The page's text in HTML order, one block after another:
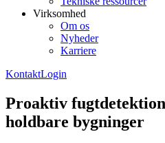
Virksomhed
Om os
Nyheder
Karriere
KontaktLogin
Proaktiv
holdbare bygninger